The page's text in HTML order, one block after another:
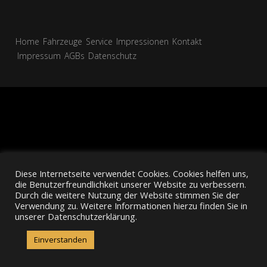
Home Fahrzeuge Service Impressionen Kontakt
Impressum AGBs Datenschutz
Diese Internetseite verwendet Cookies. Cookies helfen uns,
die Benutzerfreundlichkeit unserer Website zu verbessern.
Durch die weitere Nutzung der Website stimmen Sie der
Verwendung zu. Weitere Informationen hierzu finden Sie in
unserer Datenschutzerklärung.
Einverstanden